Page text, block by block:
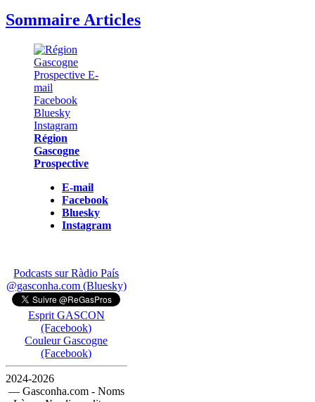
Sommaire Articles
Région
Gascogne
Prospective
E-mail
Facebook
Bluesky
Instagram
Podcasts sur Ràdio País
@gasconha.com (Bluesky)
Esprit GASCON
(Facebook)
Couleur Gascogne
(Facebook)
2024-2026
— Gasconha.com - Noms